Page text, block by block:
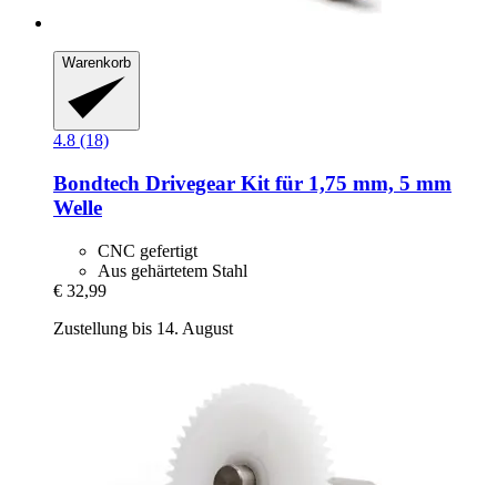
Warenkorb
4.8 (18)
Bondtech Drivegear Kit für 1,75 mm, 5 mm
Welle
CNC gefertigt
Aus gehärtetem Stahl
€ 32,99
Zustellung bis 14. August